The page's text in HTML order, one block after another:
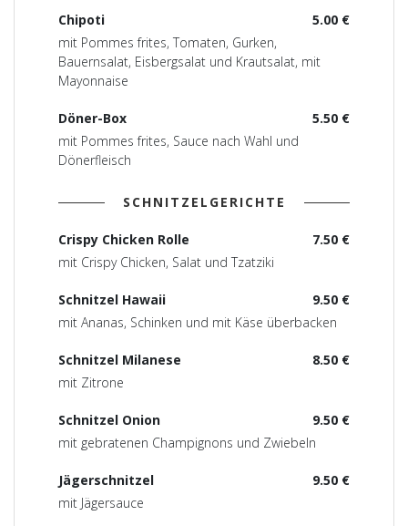
5.00 €
Chipoti
mit Pommes frites, Tomaten, Gurken,
Bauernsalat, Eisbergsalat und Krautsalat, mit
Mayonnaise
5.50 €
Döner-Box
mit Pommes frites, Sauce nach Wahl und
Dönerfleisch
SCHNITZELGERICHTE
7.50 €
Crispy Chicken Rolle
mit Crispy Chicken, Salat und Tzatziki
9.50 €
Schnitzel Hawaii
mit Ananas, Schinken und mit Käse überbacken
8.50 €
Schnitzel Milanese
mit Zitrone
9.50 €
Schnitzel Onion
mit gebratenen Champignons und Zwiebeln
9.50 €
Jägerschnitzel
mit Jägersauce